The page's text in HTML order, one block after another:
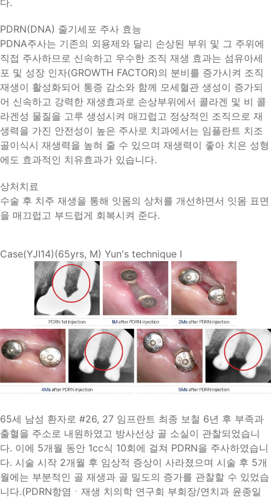
PDRN(DNA) 줄기세포 주사 효능
PDNA주사는 기존의 외용제와 달리 손상된 부위 및 그 주위에
직접 주사하므로 신속하고 우수한 조직 재생 효과는 섬유아세
포 및 성장 인자(GROWTH FACTOR)의 분비를 증가시켜 조직
재생이 활성화되어 통증 감소와 함께 모세혈관 생성이 증가되
어 신속하고 강력한 재생효과로 손상부위에서 콜라겐 및 비 콜
라겐성 물질을 고루 생성시켜 매끄럽고 정상적인 조직으로 재
생력을 가진 안전성이 높은 주사로 치과에서는 임플란트 치조
골이식시 재생력을 높혀 줄 수 있으며 재생력이 좋아 치은 성형
에도 효과적인 치유효과가 있습니다.
상처치료
수술 후 치주 재생을 통해 잇몸의 상처를 개선하면서 잇몸 표면
을 매끄럽고 부드럽게 회복시켜 준다.
Case(YJI14)(65yrs, M) Yun's technique I
65세 남성 환자로 #26, 27 임프란트 최종 보철 6년 후 부족과
출혈을 주소로 내원하였고 방사선상 골 소실이 관찰되었습니
다. 이에 5개월 동안 1cc식 10회에 걸쳐 PDRN을 주사하였습니
다. 시술 시작 2개월 후 임상적 증상이 사라졌으며 시술 후 5개
월에는 부분적인 골 재생과 골 밀도의 증가를 관찰할 수 있었습
니다.(PDRN항염ㆍ재생 치의학 연구회 부회장/연치과 윤종일